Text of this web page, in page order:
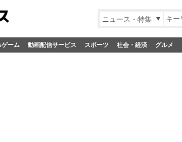
ニュース・特集
ゲーム 動画配信サービス スポーツ 社会・経済 グルメ